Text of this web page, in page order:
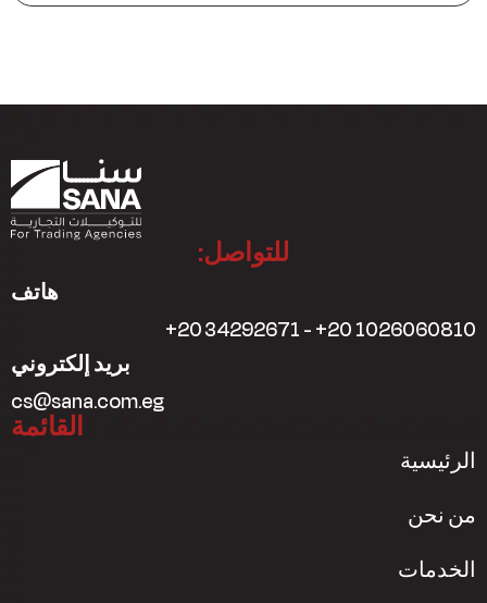
للتواصل:
هاتف
+20 34292671 - +20 1026060810
بريد إلكتروني
cs@sana.com.eg
القائمة
الرئيسية
من نحن
الخدمات